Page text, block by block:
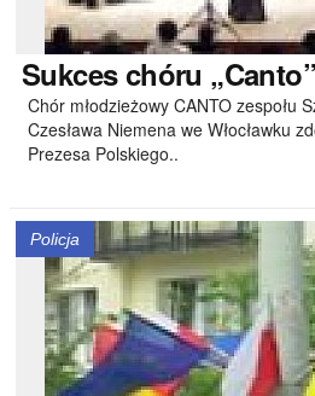
Sukceschóru „Canto”
Chór młodzieżowy CANTO zespołu
Czesława Niemena we Włocławku
Prezesa Polskiego..
Policja